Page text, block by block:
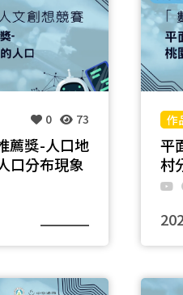
0 73
薦獎-人口地
口分布現象
分層設色圖，
平
村